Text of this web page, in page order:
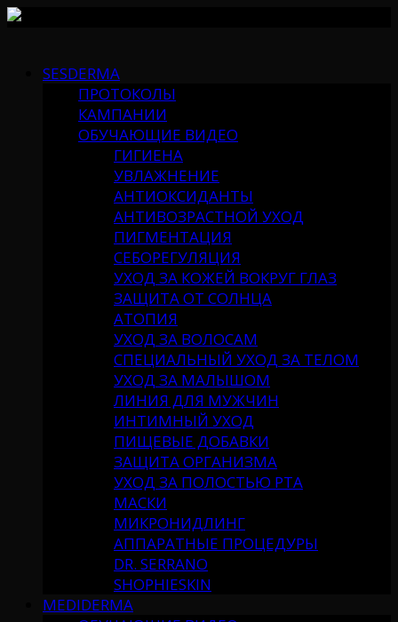
contentSESDERMA
ПРОТОКОЛЫ
КАМПАНИИ
ОБУЧАЮЩИЕ ВИДЕО
ГИГИЕНА
УВЛАЖНЕНИЕ
АНТИОКСИДАНТЫ
АНТИВОЗРАСТНОЙ УХОД
ПИГМЕНТАЦИЯ
СЕБОРЕГУЛЯЦИЯ
УХОД ЗА КОЖЕЙ ВОКРУГ ГЛАЗ
ЗАЩИТА ОТ СОЛНЦА
АТОПИЯ
УХОД ЗА ВОЛОСАМ
СПЕЦИАЛЬНЫЙ УХОД ЗА ТЕЛОМ
УХОД ЗА МАЛЫШОМ
ЛИНИЯ ДЛЯ МУЖЧИН
ИНТИМНЫЙ УХОД
ПИЩЕВЫЕ ДОБАВКИ
ЗАЩИТА ОРГАНИЗМА
УХОД ЗА ПОЛОСТЬЮ РТА
МАСКИ
МИКРОНИДЛИНГ
АППАРАТНЫЕ ПРОЦЕДУРЫ
DR. SERRANO
SHOPHIESKIN
MEDIDERMA